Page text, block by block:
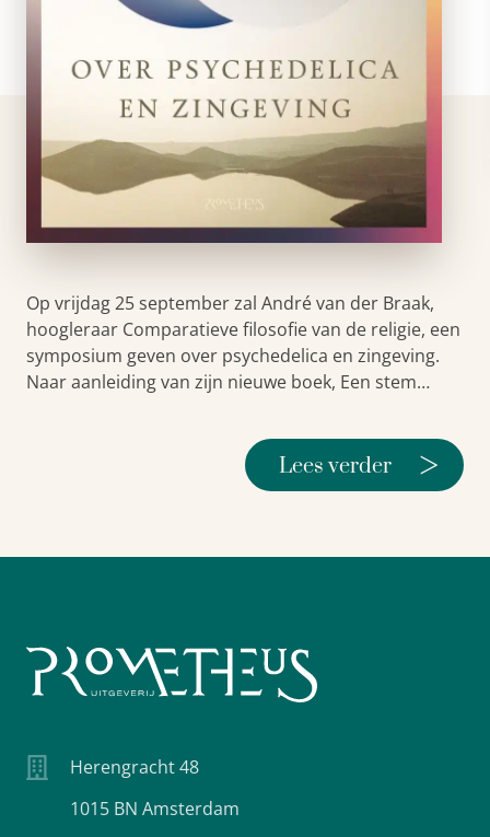
Op vrijdag 25 september zal André van der Braak,
hoogleraar Comparatieve filosofie van de religie, een
symposium geven over psychedelica en zingeving.
Naar aanleiding van zijn nieuwe boek, Een stem…
Lees verder >
Herengracht 48
1015 BN Amsterdam